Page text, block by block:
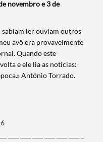
novembro e 3 de
sabiam ler ouviam outros
avô era provavelmente
Quando este
e ele lia as notícias:
António Torrado​.